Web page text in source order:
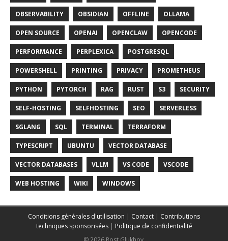
OBSERVABILITY OBSIDIAN OFFLINE OLLAMA
OPEN SOURCE OPENAI OPENCLAW OPENCODE
PERFORMANCE PERPLEXICA POSTGRESQL
POWERSHELL PRINTING PRIVACY PROMETHEUS
PYTHON PYTORCH RAG RUST S3 SECURITY
SELF-HOSTING SELFHOSTING SEO SERVERLESS
SGLANG SQL TERMINAL TERRAFORM
TYPESCRIPT UBUNTU VECTOR DATABASE
VECTOR DATABASES VLLM VS CODE VSCODE
WEB HOSTING WIKI WINDOWS
Conditions générales d'utilisation | Contact | Contributions
techniques sponsorisées| Politique de confidentialité